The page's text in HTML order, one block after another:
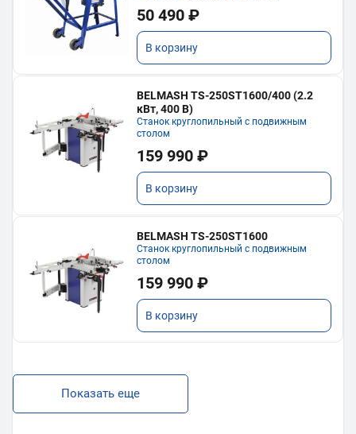
50 490 ₽
В корзину
BELMASH TS-250ST1600/400 (2.2
кВт, 400 В)
Станок круглопильный с подвижным
столом
159 990 ₽
В корзину
BELMASH TS-250ST1600
Станок круглопильный с подвижным
столом
159 990 ₽
В корзину
Показать еще